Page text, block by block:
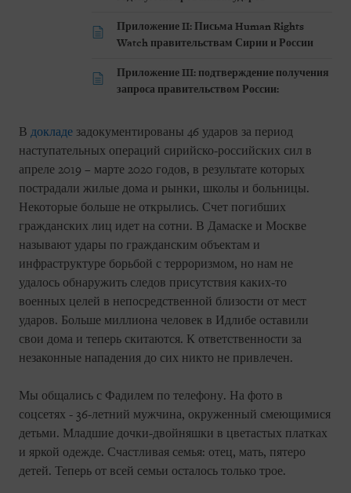
Приложение II: Письма Human Rights
Watch правительствам Сирии и России
Приложение III: подтверждение получения
запроса правительством России:
В докладе задокументированы 46 ударов за период
наступательных операций сирийско-российских сил в
апреле 2019 – марте 2020 годов, в результате которых
пострадали жилые дома и рынки, школы и больницы.
Некоторые больше не открылись. Счет погибших
гражданских лиц идет на сотни. В Дамаске и Москве
называют удары по гражданским объектам и
инфраструктуре борьбой с терроризмом, но нам не
удалось обнаружить следов присутствия каких-то
военных целей в непосредственной близости от мест
ударов. Больше миллиона человек в Идлибе оставили
свои дома и теперь скитаются. К ответственности за
незаконные нападения до сих никто не привлечен.
Мы общались с Фадилем по телефону. На фото в
соцсетях - 36-летний мужчина, окруженный смеющимися
детьми. Младшие дочки-двойняшки в цветастых платках
и яркой одежде. Счастливая семья: отец, мать, пятеро
детей. Теперь от всей семьи осталось только трое.